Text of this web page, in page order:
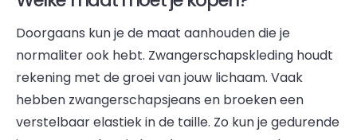
Doorgaans kun je de maat aanhouden die je
normaliter ook hebt. Zwangerschapskleding houdt
rekening met de groei van jouw lichaam. Vaak
hebben zwangerschapsjeans en broeken een
verstelbaar elastiek in de taille. Zo kun je gedurende